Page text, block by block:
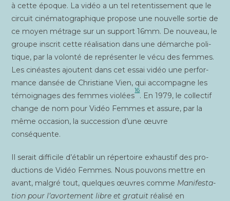
à cette époque. La vidéo a un tel reten­tis­se­ment que le
cir­cuit ciné­ma­to­gra­phique pro­pose une nou­velle sor­tie de
ce moyen métrage sur un sup­port 16mm. De nou­veau, le
groupe ins­crit cette réa­li­sa­tion dans une démarche poli­
tique, par la volon­té de repré­sen­ter le vécu des femmes.
Les cinéastes ajoutent dans cet essai vidéo une per­for­
mance dan­sée de Chris­tiane Vien, qui accom­pagne les
témoi­gnages des femmes vio­lées
16
. En 1979, le col­lec­tif
change de nom pour Vidéo Femmes et assure, par la
même occa­sion, la suc­ces­sion d’une œuvre
conséquente.
Il serait dif­fi­cile d’établir un réper­toire exhaus­tif des pro­
duc­tions de Vidéo Femmes. Nous pou­vons mettre en
avant, mal­gré tout, quelques œuvres comme Mani­fes­ta­
tion pour l’avortement libre et gra­tuit réa­li­sé en